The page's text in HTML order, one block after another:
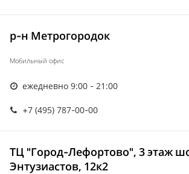
р-н Метрогородок
Мобильный офис
ежедневно 9:00 - 21:00
+7 (495) 787-00-00
ТЦ "Город-Лефортово", 3 этаж
Энтузиастов, 12к2